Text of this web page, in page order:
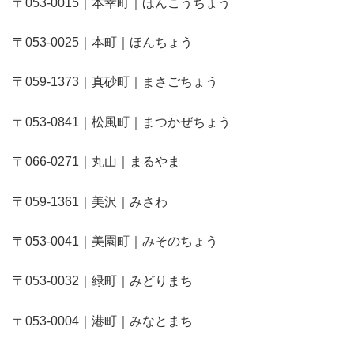
〒053-0025｜本町｜ほんちょう
〒059-1373｜真砂町｜まさごちょう
〒053-0841｜松風町｜まつかぜちょう
〒066-0271｜丸山｜まるやま
〒059-1361｜美沢｜みさわ
〒053-0041｜美園町｜みそのちょう
〒053-0032｜緑町｜みどりまち
〒053-0004｜港町｜みなとまち